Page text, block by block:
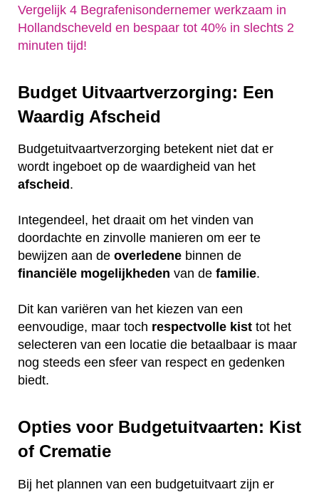
Vergelijk 4 Begrafenisondernemer werkzaam in
Hollandscheveld en bespaar tot 40% in slechts 2
minuten tijd!
Budget Uitvaartverzorging: Een
Waardig Afscheid
Budgetuitvaartverzorging betekent niet dat er
wordt ingeboet op de waardigheid van het
afscheid .
Integendeel, het draait om het vinden van
doordachte en zinvolle manieren om eer te
bewijzen aan de overledene binnen de
financiële mogelijkheden van de familie.
Dit kan variëren van het kiezen van een
eenvoudige, maar toch respectvolle kist tot het
selecteren van een locatie die betaalbaar is maar
nog steeds een sfeer van respect en gedenken
biedt.
Opties voor Budgetuitvaarten: Kist
of Crematie
Bij het plannen van een budgetuitvaart zijn er